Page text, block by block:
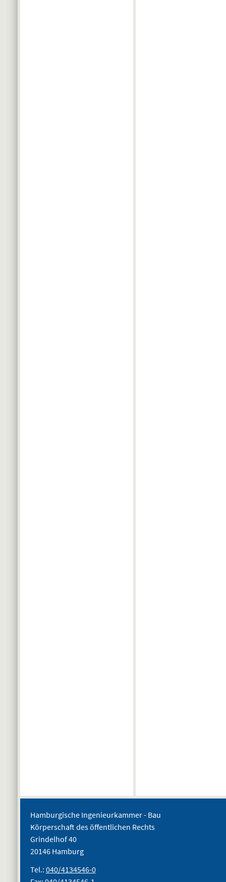
Hamburgische Ingenieurkammer - Bau
Körperschaft des öffentlichen Rechts
Grindelhof 40
20146 Hamburg
Tel.: 040/4134546-0